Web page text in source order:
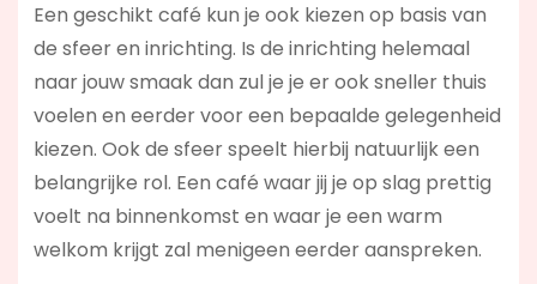
Een geschikt café kun je ook kiezen op basis van
de sfeer en inrichting. Is de inrichting helemaal
naar jouw smaak dan zul je je er ook sneller thuis
voelen en eerder voor een bepaalde gelegenheid
kiezen. Ook de sfeer speelt hierbij natuurlijk een
belangrijke rol. Een café waar jij je op slag prettig
voelt na binnenkomst en waar je een warm
welkom krijgt zal menigeen eerder aanspreken.